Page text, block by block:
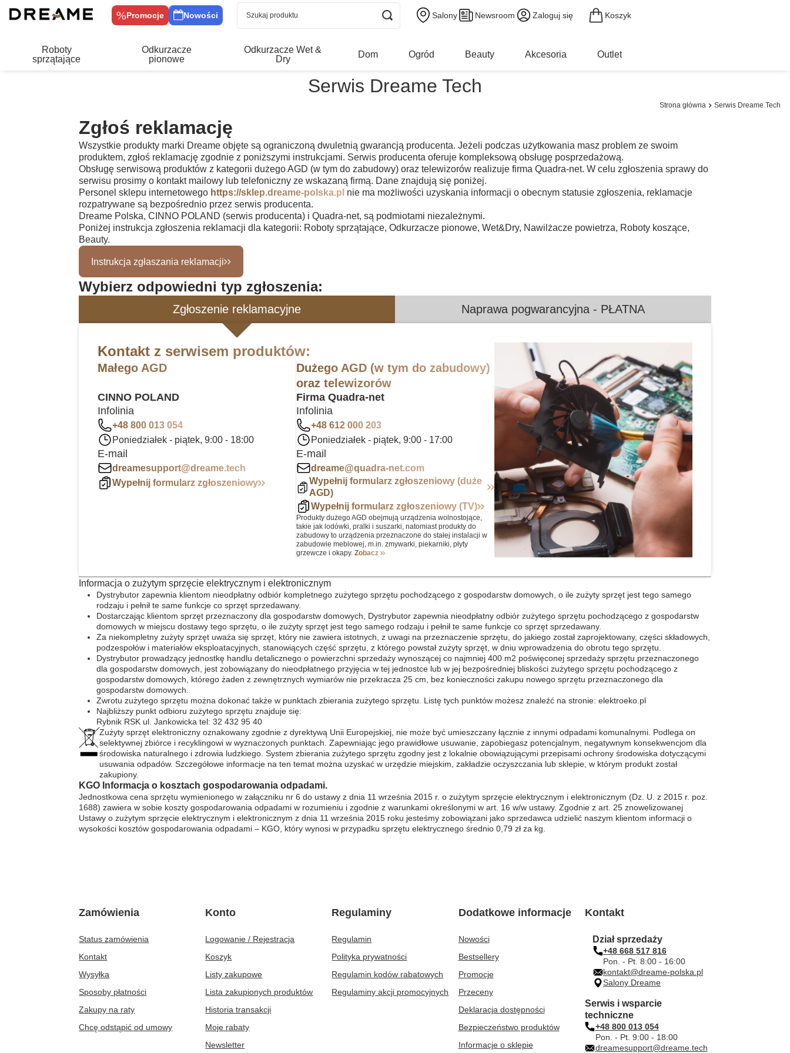
Salony Newsroom Zaloguj się
Promocje Nowości Koszyk
Roboty
sprzątające
Odkurzacze
pionowe
Odkurzacze Wet &
Dry
Dom Ogród Beauty Akcesoria Outlet
Strona główna Serwis Dreame Tech
Serwis Dreame Tech
Zgłoś reklamację
Wszystkie produkty marki Dreame objęte są ograniczoną dwuletnią gwarancją producenta. Jeżeli podczas użytkowania masz problem ze swoim
produktem, zgłoś reklamację zgodnie z poniższymi instrukcjami. Serwis producenta oferuje kompleksową obsługę posprzedażową.
Obsługę serwisową produktów z kategorii dużego AGD (w tym do zabudowy) oraz telewizorów realizuje firma Quadra-net. W celu zgłoszenia sprawy do
serwisu prosimy o kontakt mailowy lub telefoniczny ze wskazaną firmą. Dane znajdują się poniżej.
Personel sklepu internetowego https://sklep.dreame-polska.pl nie ma możliwości uzyskania informacji o obecnym statusie zgłoszenia, reklamacje
rozpatrywane są bezpośrednio przez serwis producenta.
Dreame Polska, CINNO POLAND (serwis producenta) i Quadra-net, są podmiotami niezależnymi.
Poniżej instrukcja zgłoszenia reklamacji dla kategorii: Roboty sprzątające,Odkurzacze pionowe,Wet&Dry, Nawilżacze powietrza, Roboty koszące,
Beauty.
Instrukcja zgłaszania reklamacji
Wybierz odpowiedni typ zgłoszenia:
Zgłoszenie reklamacyjne Naprawa pogwarancyjna - PŁATNA
Kontakt z serwisem produktów:
Małego AGD
CINNO POLAND
Infolinia
+48 800 013 054
Poniedziałek - piątek, 9:00 - 18:00
E-mail
dreamesupport@dreame.tech
Wypełnij formularz zgłoszeniowy
Dużego AGD (w tym do zabudowy)
oraz telewizorów
Firma Quadra-net
Infolinia
+48 612 000 203
Poniedziałek - piątek, 9:00 - 17:00
E-mail
dreame@quadra-net.com
Wypełnij formularz zgłoszeniowy (duże
AGD)
Wypełnij formularz zgłoszeniowy (TV)
Produkty dużego AGD obejmują urządzenia wolnostojące,
takie jak lodówki, pralki i suszarki, natomiast produkty do
zabudowy to urządzenia przeznaczone do stałej instalacji w
zabudowie meblowej, m.in. zmywarki, piekarniki, płyty
grzewcze i okapy. Zobacz
Informacja o zużytym sprzęcie elektrycznym i elektronicznym
Dystrybutor zapewnia klientom nieodpłatny odbiór kompletnego zużytego sprzętu pochodzącego z gospodarstw domowych, o ile zużyty sprzęt jest tego samego
rodzaju i pełnił te same funkcje co sprzęt sprzedawany.
Dostarczając klientom sprzęt przeznaczony dla gospodarstw domowych, Dystrybutor zapewnia nieodpłatny odbiór zużytego sprzętu pochodzącego z gospodarstw
domowych w miejscu dostawy tego sprzętu, o ile zużyty sprzęt jest tego samego rodzaju i pełnił te same funkcje co sprzęt sprzedawany.
Za niekompletny zużyty sprzęt uważa się sprzęt, który nie zawiera istotnych, z uwagi na przeznaczenie sprzętu, do jakiego został zaprojektowany, części składowych,
podzespołów i materiałów eksploatacyjnych, stanowiących część sprzętu, z którego powstał zużyty sprzęt, w dniu wprowadzenia do obrotu tego sprzętu.
Dystrybutor prowadzący jednostkę handlu detalicznego o powierzchni sprzedaży wynoszącej co najmniej 400 m2 poświęconej sprzedaży sprzętu przeznaczonego
dla gospodarstw domowych, jest zobowiązany do nieodpłatnego przyjęcia w tej jednostce lub w jej bezpośredniej bliskości zużytego sprzętu pochodzącego z
gospodarstw domowych, którego żaden z zewnętrznych wymiarów nie przekracza 25 cm, bez konieczności zakupu nowego sprzętu przeznaczonego dla
gospodarstw domowych.
Zwrotu zużytego sprzętu można dokonać także w punktach zbierania zużytego sprzętu. Listę tych punktów możesz znaleźć na stronie:elektroeko.pl
Najbliższy punkt odbioru zużytego sprzętu znajduje się:
Rybnik RSK ul. Jankowicka tel: 32 432 95 40
Zużyty sprzęt elektroniczny oznakowany zgodnie z dyrektywą Unii Europejskiej, nie może być umieszczany łącznie z innymi odpadami komunalnymi. Podlega on
selektywnej zbiórce i recyklingowi w wyznaczonych punktach. Zapewniając jego prawidłowe usuwanie, zapobiegasz potencjalnym, negatywnym konsekwencjom dla
środowiska naturalnego i zdrowia ludzkiego. System zbierania zużytego sprzętu zgodny jest z lokalnie obowiązującymi przepisami ochrony środowiska dotyczącymi
usuwania odpadów. Szczegółowe informacje na ten temat można uzyskać w urzędzie miejskim, zakładzie oczyszczania lub sklepie, w którym produkt został
zakupiony.
KGO Informacja o kosztach gospodarowania odpadami.
Jednostkowa cena sprzętu wymienionego w załączniku nr 6 do ustawy z dnia 11 września 2015 r. o zużytym sprzęcie elektrycznym i elektronicznym (Dz. U. z 2015 r. poz.
1688) zawiera w sobie koszty gospodarowania odpadami w rozumieniu i zgodnie z warunkami określonymi w art. 16 w/w ustawy. Zgodnie z art. 25 znowelizowanej
Ustawy o zużytym sprzęcie elektrycznym i elektronicznym z dnia 11 września 2015 roku jesteśmy zobowiązani jako sprzedawca udzielić naszym klientom informacji o
wysokości kosztów gospodarowania odpadami – KGO, który wynosi w przypadku sprzętu elektrycznego średnio 0,79 zł za kg.
Zamówienia
Status zamówienia
Kontakt
Wysyłka
Sposoby płatności
Zakupy na raty
Chcę odstąpić od umowy
Konto
Logowanie / Rejestracja
Koszyk
Listy zakupowe
Lista zakupionych produktów
Historia transakcji
Moje rabaty
Newsletter
Regulaminy
Regulamin
Polityka prywatności
Regulamin kodów rabatowych
Regulaminy akcji promocyjnych
Dodatkowe informacje
Nowości
Bestsellery
Promocje
Przeceny
Deklaracja dostępności
Bezpieczeństwo produktów
Informacje o sklepie
Kontakt
Dział sprzedaży
+48 668 517 816
Pon. - Pt. 8:00 - 16:00
kontakt@dreame-polska.pl
Salony Dreame
Serwis i wsparcie
techniczne
+48 800 013 054
Pon. - Pt. 9:00 - 18:00
dreamesupport@dreame.tech